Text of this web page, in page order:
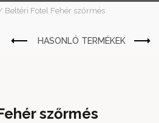
Beltéri Fotel Fehér szőrmés
szőrmés